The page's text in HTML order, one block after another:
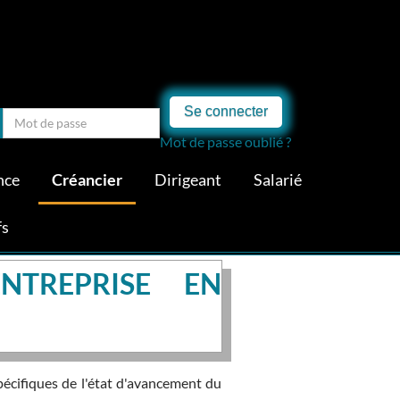
Se connecter
Mot de passe oublié ?
Créancier Dirigeant Salarié
EN
de l'état d'avancement du